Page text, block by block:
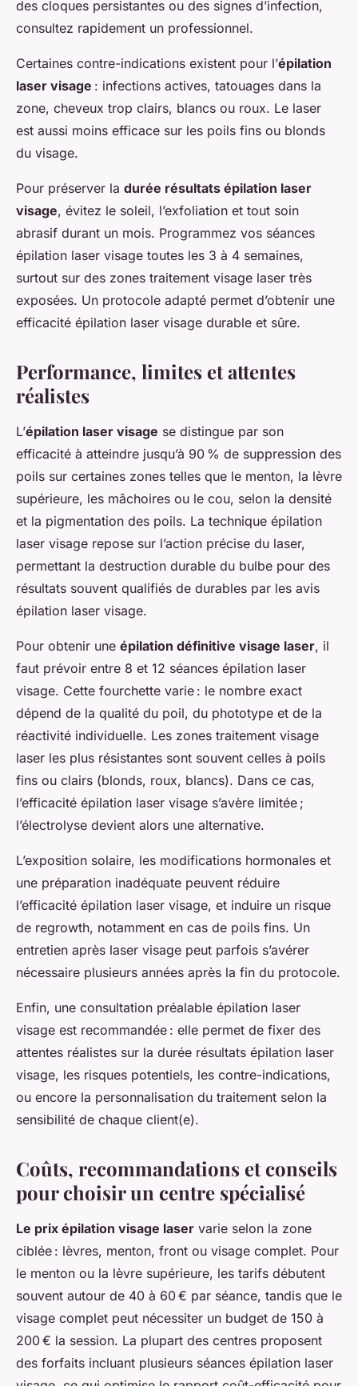
des cloques persistantes ou des signes d’infection,
consultez rapidement un professionnel.
Certaines contre-indications existent pour l’épilation
laser visage : infections actives, tatouages dans la
zone, cheveux trop clairs, blancs ou roux. Le laser
est aussi moins efficace sur les poils fins ou blonds
du visage.
Pour préserver la durée résultats épilation laser
visage, évitez le soleil, l’exfoliation et tout soin
abrasif durant un mois. Programmez vos séances
épilation laser visage toutes les 3 à 4 semaines,
surtout sur des zones traitement visage laser très
exposées. Un protocole adapté permet d’obtenir une
efficacité épilation laser visage durable et sûre.
Performance, limites et attentes
réalistes
L’épilation laser visage se distingue par son
efficacité à atteindre jusqu’à 90 % de suppression des
poils sur certaines zones telles que le menton, la lèvre
supérieure, les mâchoires ou le cou, selon la densité
et la pigmentation des poils. La technique épilation
laser visage repose sur l’action précise du laser,
permettant la destruction durable du bulbe pour des
résultats souvent qualifiés de durables par les avis
épilation laser visage.
Pour obtenir une épilation définitive visage laser, il
faut prévoir entre 8 et 12 séances épilation laser
visage. Cette fourchette varie : le nombre exact
dépend de la qualité du poil, du phototype et de la
réactivité individuelle. Les zones traitement visage
laser les plus résistantes sont souvent celles à poils
fins ou clairs (blonds, roux, blancs). Dans ce cas,
l’efficacité épilation laser visage s’avère limitée ;
l’électrolyse devient alors une alternative.
L’exposition solaire, les modifications hormonales et
une préparation inadéquate peuvent réduire
l’efficacité épilation laser visage, et induire un risque
de regrowth, notamment en cas de poils fins. Un
entretien après laser visage peut parfois s’avérer
nécessaire plusieurs années après la fin du protocole.
Enfin, une consultation préalable épilation laser
visage est recommandée : elle permet de fixer des
attentes réalistes sur la durée résultats épilation laser
visage, les risques potentiels, les contre-indications,
ou encore la personnalisation du traitement selon la
sensibilité de chaque client(e).
Coûts, recommandations et conseils
pour choisir un centre spécialisé
Le prix épilation visage laser varie selon la zone
ciblée : lèvres, menton, front ou visage complet. Pour
le menton ou la lèvre supérieure, les tarifs débutent
souvent autour de 40 à 60 € par séance, tandis que le
visage complet peut nécessiter un budget de 150 à
200 € la session. La plupart des centres proposent
des forfaits incluant plusieurs séances épilation laser